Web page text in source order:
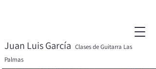
Juan Luis García Clases de Guitarra Las
Palmas